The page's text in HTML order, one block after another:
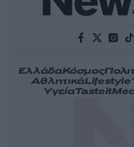
ΕλλάδαΚόσμος
ΑθλητικάLifestyle
ΥγείαTasteit